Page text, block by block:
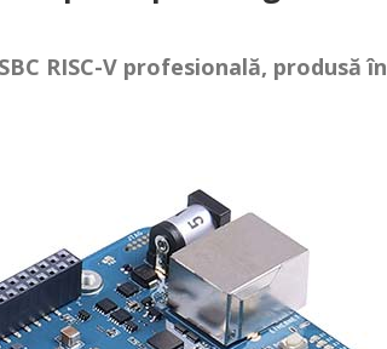
RISC-V profesională, produsă în